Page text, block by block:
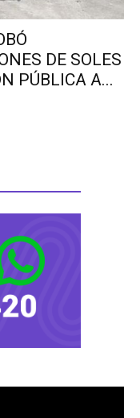
DE SOLES
PÚBLICA A...